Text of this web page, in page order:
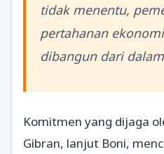
tidak menentu,
pertahanan
dibangun dari
Komitmen yang dijaga
Gibran, lanjut Boni,